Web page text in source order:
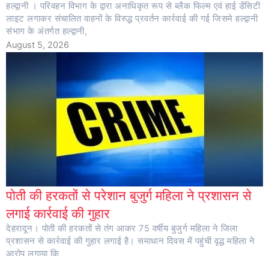
हल्द्वानी । परिवहन विभाग के द्वारा अनाधिकृत रूप से ब्लैक फिल्म एवं हाई डेंसिटी
लाइट लगाकर संचालित वाहनों के विरुद्ध प्रवर्तन कार्रवाई की गई जिसमे हल्द्वानी
संभाग के अंतर्गत हल्द्वानी,
August 5, 2026
पोती की हरकतों से परेशान बुजुर्ग महिला ने प्रशासन से
लगाई कार्रवाई की गुहार
देहरादून। पोती की हरकतों से तंग आकर 75 वर्षीय बुजुर्ग महिला ने जिला
प्रशासन से कार्रवाई की गुहार लगाई है। समाधान दिवस में पहुंची वृद्ध महिला ने
आरोप लगाया कि